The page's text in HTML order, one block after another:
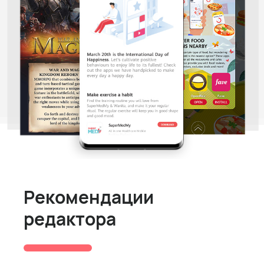
Рекомендации
редактора